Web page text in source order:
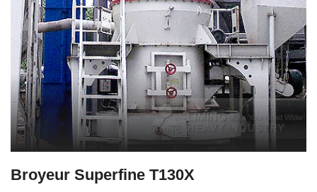
Broyeur Superfine T130X